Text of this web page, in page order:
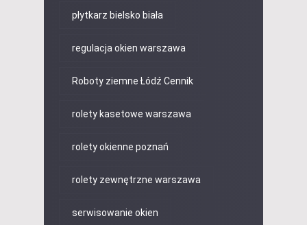
płytkarz bielsko biała
regulacja okien warszawa
Roboty ziemne Łódź Cennik
rolety kasetowe warszawa
rolety okienne poznań
rolety zewnętrzne warszawa
serwisowanie okien